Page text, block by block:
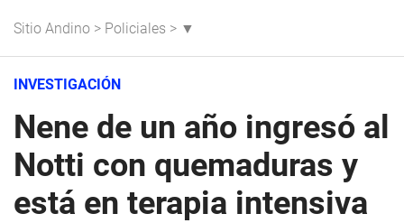
Sitio Andino > Policiales > ▼
INVESTIGACIÓN
Nene de un año ingresó al
Notti con quemaduras y
está en terapia intensiva